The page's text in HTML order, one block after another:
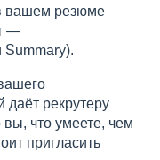
вашем резюме
—
даёт рекрутеру
что умеете, чем
пригласить